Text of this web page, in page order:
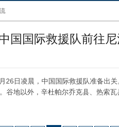
国国际救援队前往
26日凌晨，中国国际救援队准备出
谷地以外，辛杜帕尔乔克县、热索